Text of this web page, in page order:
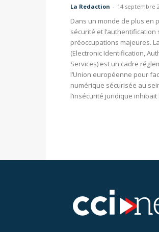
La Redaction - 14 septembre
Dans un monde de plus en
sécurité et
préoccupations majeures.
(Electronic Identification,
Services) est un cadre
l’Union européenne pour
numérique sécurisée au
l’insécurité juridique inhibait